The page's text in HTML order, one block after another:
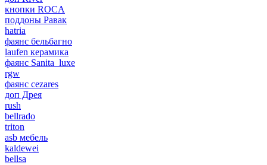
кнопки ROCA
поддоны Равак
hatria
фаянс бельбагно
laufen керамика
фаянс Sanita_luxe
rgw
фаянс cezares
доп Дрея
rush
bellrado
triton
asb мебель
kaldewei
bellsa